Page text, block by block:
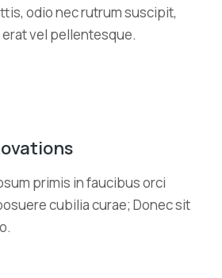
odio nec rutrum suscipit,
vel pellentesque.
primis in faucibus orci
cubilia curae; Donec sit